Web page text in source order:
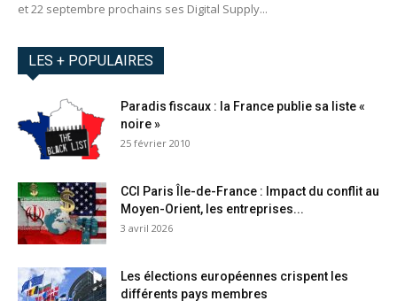
et 22 septembre prochains ses Digital Supply...
LES + POPULAIRES
Paradis fiscaux : la France publie sa liste «
noire »
25 février 2010
CCI Paris Île-de-France : Impact du conflit au
Moyen-Orient, les entreprises...
3 avril 2026
Les élections européennes crispent les
différents pays membres